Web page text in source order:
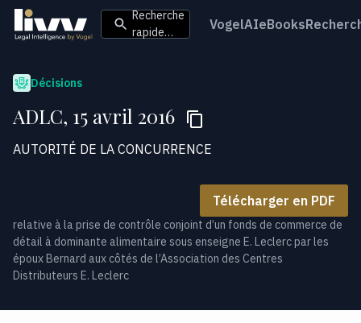
Recherche
rapide…
VogelAIeBooks
Décisions
ADLC, 15 avril 2016
AUTORITÉ DE LA CONCURRENCE
Télécharger en PDF
relative à la prise de contrôle conjoint d’un fonds de commerce de
détail à dominante alimentaire sous enseigne E. Leclerc par les
époux Bernard aux côtés de l’Association des Centres
Distributeurs E. Leclerc